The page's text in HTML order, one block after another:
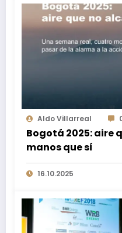
Aldo Villarreal
Bogotá 2025: aire
manos que sí
16.10.2025